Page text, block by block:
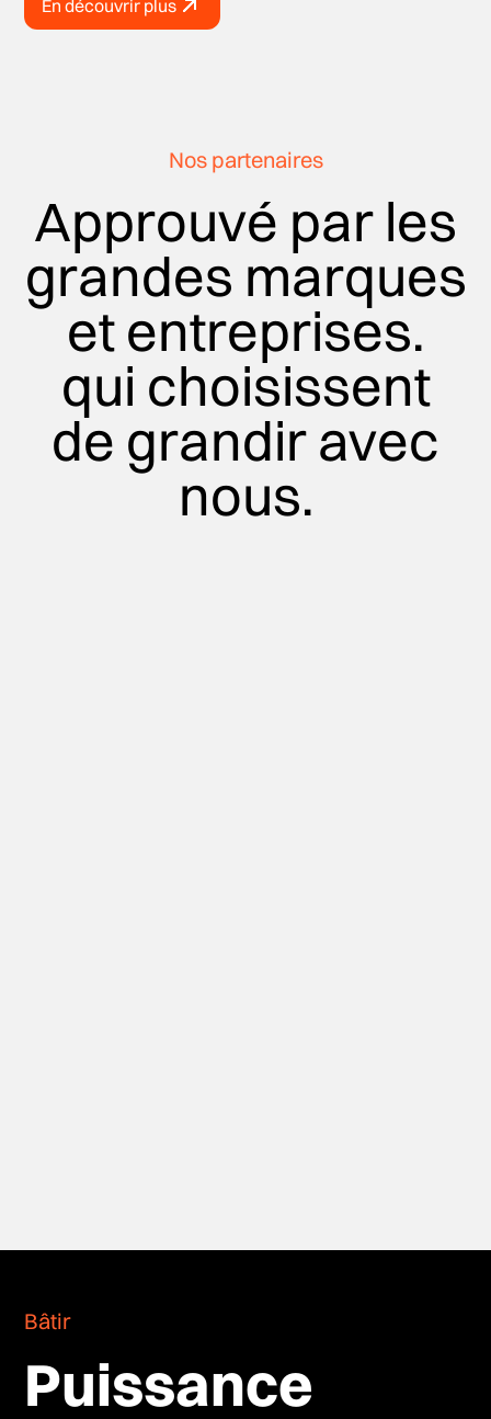
En découvrir plus
Nos partenaires
Approuvé par les
grandes marques
et entreprises.
qui choisissent
de grandir avec
nous.
Bâtir
Puissance